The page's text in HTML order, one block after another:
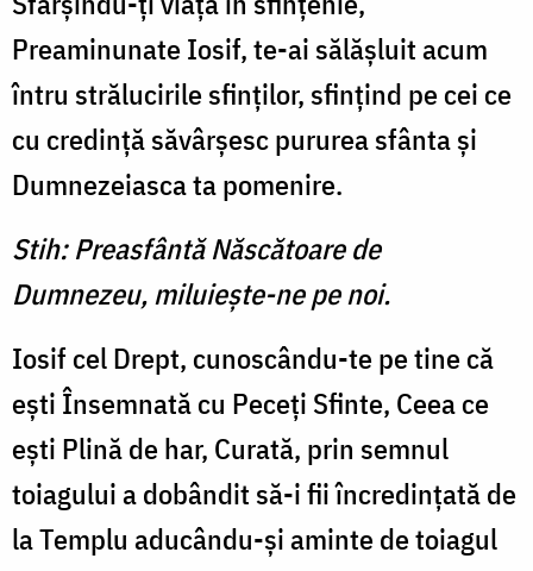
Preaminunate Iosif, te-ai sălăş­luit acum
întru strălucirile sfin­ţilor, sfinţind pe cei ce
cu cre­dinţă săvârşesc pururea sfânta şi
Dumnezeiasca ta pomenire.
Stih: Preasfântă Născătoare de
Dumnezeu, miluieşte-ne pe noi.
Iosif cel Drept, cunoscându-te pe tine că
eşti Însemnată cu Peceţi Sfinte, Ceea ce
eşti Plină de har, Curată, prin semnul
toiagu­lui a dobândit să-i fii încredin­ţată de
la Templu aducându-şi aminte de toiagul